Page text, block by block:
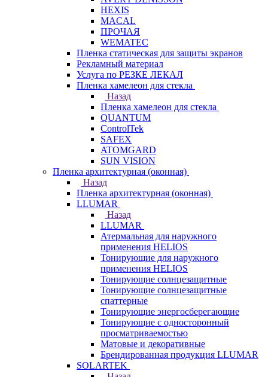
HEXIS
MACAL
ПРОЧАЯ
WEMATEC
Пленка статическая для защиты экранов
Рекламный материал
Услуга по РЕЗКЕ ЛЕКАЛ
Пленка хамелеон для стекла
Назад
Пленка хамелеон для стекла
QUANTUM
ControlTek
SAFEX
ATOMGARD
SUN VISION
Пленка архитектурная (оконная)
Назад
Пленка архитектурная (оконная)
LLUMAR
Назад
LLUMAR
Атермальная для наружного
применения HELIOS
Тонирующие для наружного
применения HELIOS
Тонирующие солнцезащитные
Тонирующие солнцезащитные
спаттерные
Тонирующие энергосберегающие
Тонирующие с односторонный
просматриваемостью
Матовые и декоративные
Брендированная продукция LLUMAR
SOLARTEK